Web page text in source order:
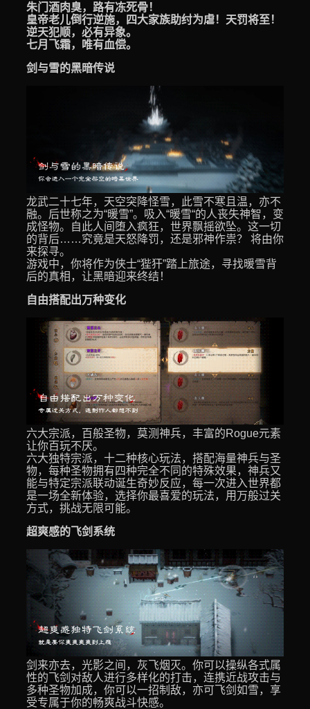
朱门酒肉臭，路有冻死骨！
皇帝老儿倒行逆施，四大家族助纣为虐！天罚将至！
逆天犯顺，必有异象。
七月飞霜，唯有血偿。
剑与雪的黑暗传说
龙武二十七年，天空突降怪雪，此雪不寒且温，亦不
融。后世称之为“暖雪”。吸入“暖雪“的人丧失神智，变
成怪物。自此人间堕入疯狂，世界飘摇欲坠。这一切
的背后……究竟是天怒降罚，还是邪神作祟？ 将由你
来探寻。
游戏中，你将作为侠士“狴犴”踏上旅途，寻找暖雪背
后的真相，让黑暗迎来终结！
自由搭配出万种变化
六大宗派，百般圣物，莫测神兵，丰富的Rogue元素
让你百玩不厌。
六大独特宗派，十二种核心玩法，搭配海量神兵与圣
物，每种圣物拥有四种完全不同的特殊效果，神兵又
能与特定宗派联动诞生奇妙反应，每一次进入世界都
是一场全新体验，选择你最喜爱的玩法，用万般过关
方式，挑战无限可能。
超爽感的飞剑系统
剑来亦去，光影之间，灰飞烟灭。你可以操纵各式属
性的飞剑对敌人进行多样化的打击，连携近战攻击与
多种圣物加成，你可以一招制敌，亦可飞剑如雪，享
受专属于你的畅爽战斗快感。